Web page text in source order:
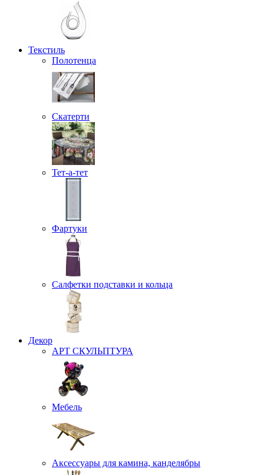
Текстиль
Полотенца
Скатерти
Тет-а-тет
Фартуки
Салфетки подставки и кольца
Декор
АРТ СКУЛЬПТУРА
Мебель
Аксессуары для камина, канделябры